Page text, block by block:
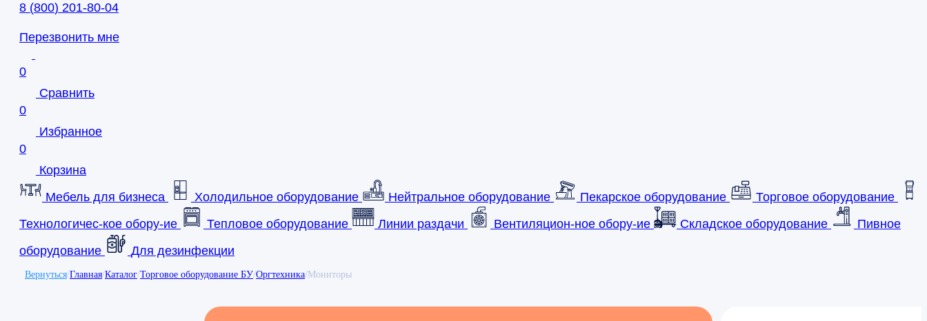
8 (800) 201-80-04
Перезвонить мне
0
Сравнить
0
Избранное
0
Корзина
Мебель для бизнеса
Холодильное оборудование Нейтральное оборудование Пекарское оборудование
Торговое оборудование
Технологичес-кое обору-ие
Тепловое оборудование Линии раздачи Вентиляцион-ное обору-ие Складское оборудование
Пивное
оборудование
Для дезинфекции
Вернуться/Главная/Каталог/Торговое оборудование БУ/Оргтехника/Мониторы